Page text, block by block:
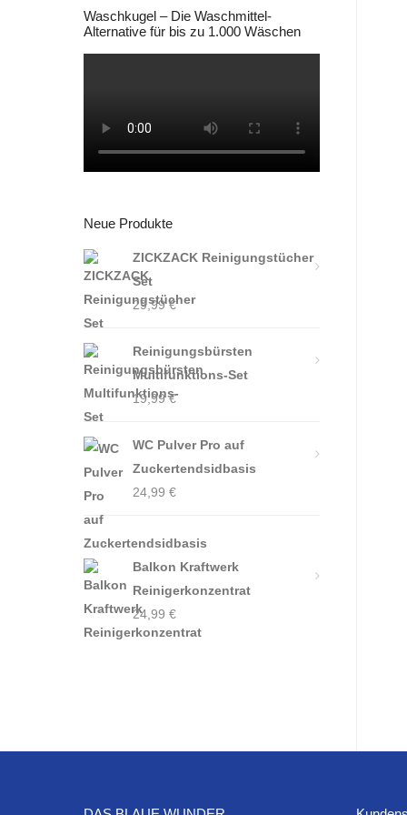
Waschkugel – Die Waschmittel-
Alternative für bis zu 1.000 Wäschen
Neue Produkte
ZICKZACK Reinigungstücher
Set
29,99€
Reinigungsbürsten
Multifunktions-Set
19,99€
WC Pulver Pro auf
Zuckertendsidbasis
24,99 €
Balkon Kraftwerk
Reinigerkonzentrat
24,99 €